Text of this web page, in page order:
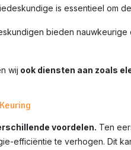
is essentieel om
bieden nauwkeurige
wij ook diensten aan zoals
voordelen. Ten
efficiëntie te verhogen. Dit